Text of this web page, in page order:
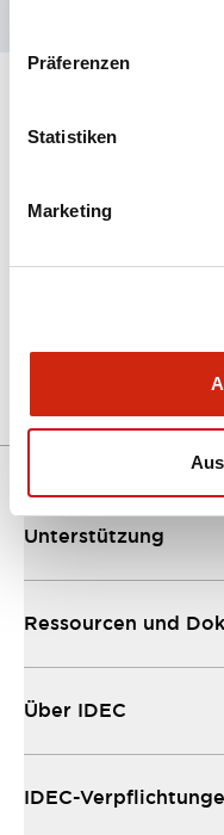
Präferenzen
Statistiken
Marketing
Dokumente und
Kataloge & Broschüren
Unterstützung
Ressourcen und
Über IDEC
IDEC-